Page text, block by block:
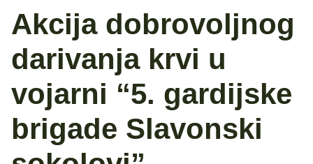
Akcija dobrovoljnog
darivanja krvi u
vojarni “5. gardijske
brigade Slavonski